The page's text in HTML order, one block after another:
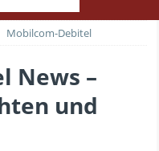
Mobilcom-Debitel
News –
und